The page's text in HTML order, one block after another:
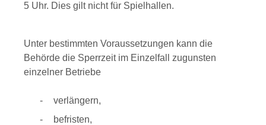
5 Uhr. Dies gilt nicht für Spielhallen.
Unter bestimmten Voraussetzungen kann die
Behörde die Sperrzeit im Einzelfall zugunsten
einzelner Betriebe
verlängern,
befristen,